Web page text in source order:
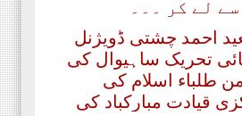
احمد چشتی ڈویژنل
تحریک ساہیوال کی
طلباء اسلام کی
قیادت مبارکباد کی
جنہوں نے حیی علی